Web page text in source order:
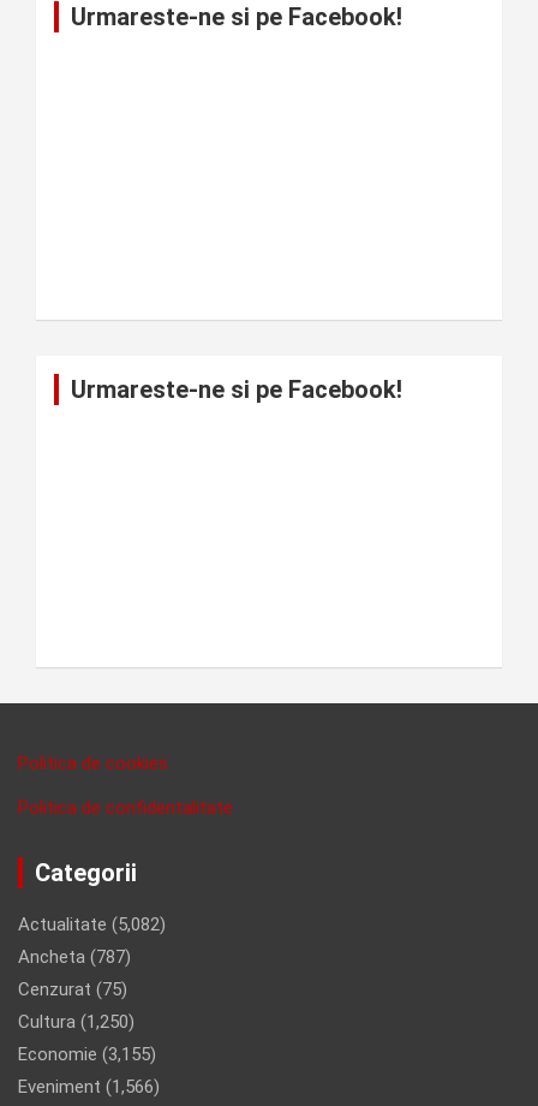
Urmareste-ne si pe Facebook!
Urmareste-ne si pe Facebook!
Politica de cookies
Politica de confidentalitate
Categorii
Actualitate (5,082)
Ancheta (787)
Cenzurat (75)
Cultura (1,250)
Economie (3,155)
Eveniment (1,566)